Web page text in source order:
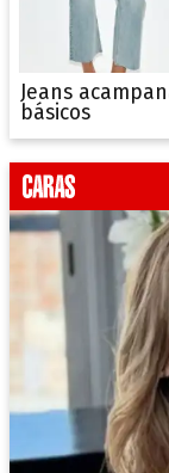
Jeans
básicos